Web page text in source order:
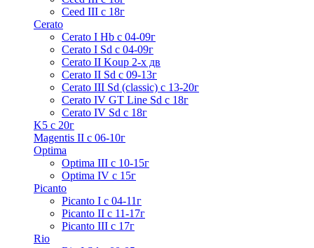
Ceed III с 18г
Cerato
Cerato I Hb с 04-09г
Cerato I Sd с 04-09г
Cerato II Koup 2-х дв
Cerato II Sd c 09-13г
Cerato III Sd (classic) с 13-20г
Cerato IV GT Line Sd с 18г
Cerato IV Sd с 18г
K5 с 20г
Magentis II с 06-10г
Optima
Optima III с 10-15г
Optima IV с 15г
Picanto
Picanto I с 04-11г
Picanto II c 11-17г
Picanto III c 17г
Rio